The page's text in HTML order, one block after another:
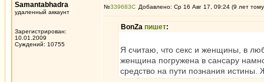
Samantabhadra
удаленный аккаунт
Зарегистрирован:
10.01.2009
Суждений: 10755
№339683 Добавлено: Ср 16 Авг 17, 09:24 (9 лет
BonZa пишет:
Я считаю, что секс и женщины, в
женщина погружена в сансару
средство на пути познания